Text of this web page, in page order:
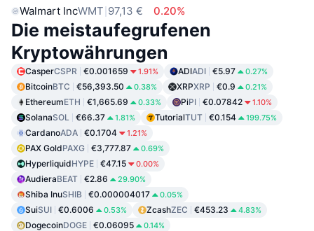
Walmart IncWMT 97,13 € 0.20%
Die meistaufegrufenen
Kryptowährungen
CasperCSPR €0.001659 1.91% ADIADI €5.97 0.27%
BitcoinBTC €56,393.50 0.38% XRPXRP €0.9 0.21%
EthereumETH €1,665.69 0.33% PiPI €0.07842 1.10%
SolanaSOL €66.37 1.81% TutorialTUT €0.154 199.75%
CardanoADA €0.1704 1.21%
PAX GoldPAXG €3,777.87 0.69%
HyperliquidHYPE €47.15 0.00%
AudieraBEAT €2.86 29.90%
Shiba InuSHIB €0.000004017 0.05%
SuiSUI €0.6006 0.53% ZcashZEC €453.23 4.83%
DogecoinDOGE €0.06095 0.14%